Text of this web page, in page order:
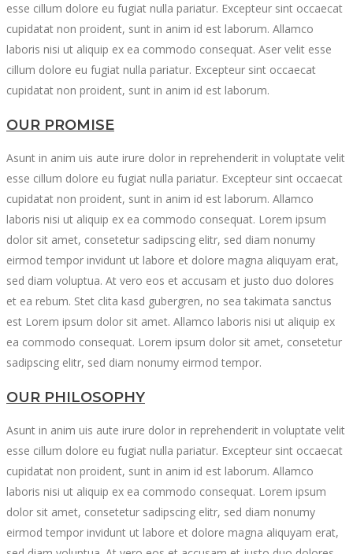
esse cillum dolore eu fugiat nulla pariatur. Excepteur sint occaecat
cupidatat non proident, sunt in anim id est laborum. Allamco
laboris nisi ut aliquip ex ea commodo consequat. Aser velit esse
cillum dolore eu fugiat nulla pariatur. Excepteur sint occaecat
cupidatat non proident, sunt in anim id est laborum.
OUR PROMISE
Asunt in anim uis aute irure dolor in reprehenderit in voluptate velit
esse cillum dolore eu fugiat nulla pariatur. Excepteur sint occaecat
cupidatat non proident, sunt in anim id est laborum. Allamco
laboris nisi ut aliquip ex ea commodo consequat. Lorem ipsum
dolor sit amet, consetetur sadipscing elitr, sed diam nonumy
eirmod tempor invidunt ut labore et dolore magna aliquyam erat,
sed diam voluptua. At vero eos et accusam et justo duo dolores
et ea rebum. Stet clita kasd gubergren, no sea takimata sanctus
est Lorem ipsum dolor sit amet. Allamco laboris nisi ut aliquip ex
ea commodo consequat. Lorem ipsum dolor sit amet, consetetur
sadipscing elitr, sed diam nonumy eirmod tempor.
OUR PHILOSOPHY
Asunt in anim uis aute irure dolor in reprehenderit in voluptate velit
esse cillum dolore eu fugiat nulla pariatur. Excepteur sint occaecat
cupidatat non proident, sunt in anim id est laborum. Allamco
laboris nisi ut aliquip ex ea commodo consequat. Lorem ipsum
dolor sit amet, consetetur sadipscing elitr, sed diam nonumy
eirmod tempor invidunt ut labore et dolore magna aliquyam erat,